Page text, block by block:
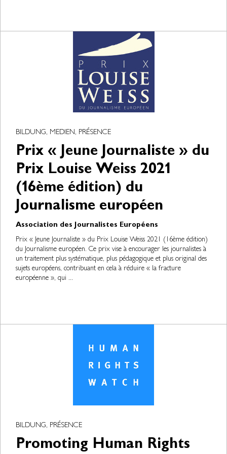
BILDUNG, MEDIEN, PRÉSENCE
Prix « Jeune Journaliste » du
Prix Louise Weiss 2021
(16ème édition) du
Journalisme européen
Association des Journalistes Européens
Prix « Jeune Journaliste » du Prix Louise Weiss 2021 (16ème édition)
du Journalisme européen. Ce prix vise à encourager les journalistes à
un traitement plus systématique, plus pédagogique et plus original des
sujets européens, contribuant en cela à réduire « la fracture
européenne », qui ...
BILDUNG, PRÉSENCE
Promoting Human Rights